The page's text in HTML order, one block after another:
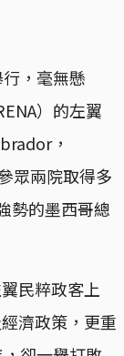
，毫無懸
）的左翼
，
眾兩院取得多
勢的墨西哥總
民粹政客上
濟政策，更重